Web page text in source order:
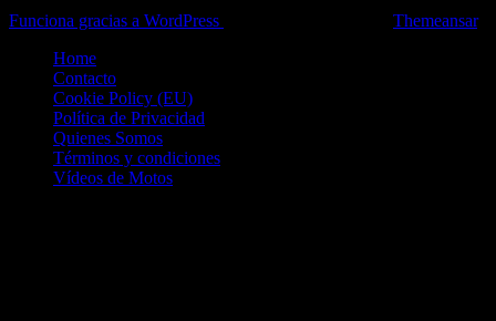
Funciona gracias a WordPress
Themeansar.
Home
Contacto
Cookie Policy (EU)
Política de Privacidad
Quienes Somos
Términos y condiciones
Vídeos de Motos